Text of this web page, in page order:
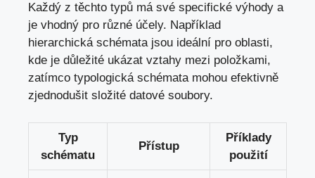
Každý z těchto typů má své specifické výhody a
je vhodný pro různé účely. Například⁢
hierarchická schématajsou ideální pro oblasti,
kde je důležité⁢ ukázat vztahy mezi položkami,
zatímco typologická⁣ schémata ‍mohou efektivně
zjednodušit složité datové soubory.
Typ
schématu
Přístup
Příklady
⁤použití